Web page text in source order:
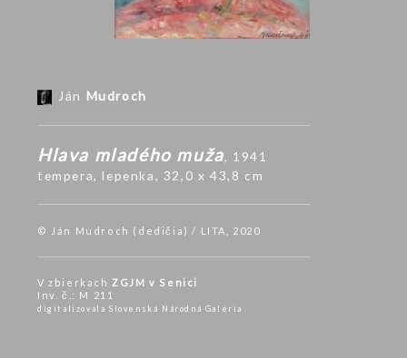
Ján Mudroch
Hlava mladého muža, 1941
tempera, lepenka, 32,0 x 43,8 cm
© Ján Mudroch (dedičia) / LITA, 2020
V zbierkach ZGJM v Senici
Inv. č.: M 211
digitalizovala Slovenská Národná Galéria